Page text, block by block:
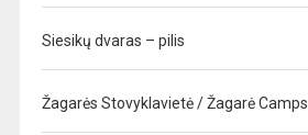
Siesikų dvaras – pilis
Žagarės Stovyklavietė / Žagarė